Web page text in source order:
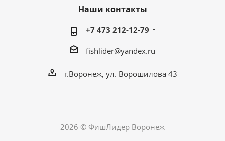
Наши контакты
+7 473 212-12-79
fishlider@yandex.ru
г.Воронеж, ул. Ворошилова 43
2026 © ФишЛидер Воронеж